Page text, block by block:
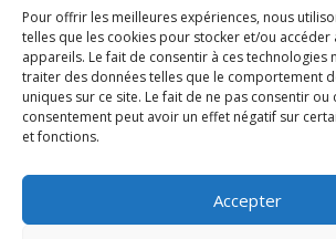
Pour offrir les meilleures expériences, nous
telles que les cookies pour stocker et/ou
appareils. Le fait de consentir à ces technologies
traiter des données telles que le comportement
uniques sur ce site. Le fait de ne pas consentir
consentement peut avoir un effet négatif sur
et fonctions.
Accepter
Questions fréquentes
Les avantages de la LOA
Les étapes du leasing de
de restauration
Mentions Légales